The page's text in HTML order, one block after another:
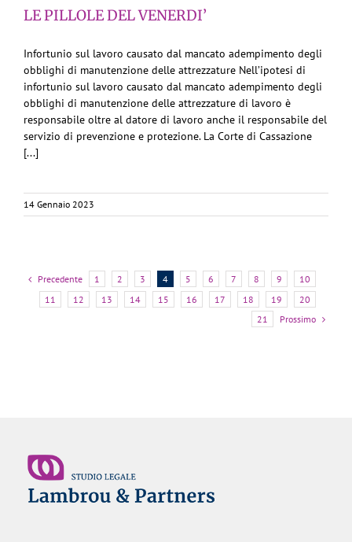
LE PILLOLE DEL VENERDI’
Infortunio sul lavoro causato dal mancato adempimento degli
obblighi di manutenzione delle attrezzature Nell’ipotesi di
infortunio sul lavoro causato dal mancato adempimento degli
obblighi di manutenzione delle attrezzature di lavoro è
responsabile oltre al datore di lavoro anche il responsabile del
servizio di prevenzione e protezione. La Corte di Cassazione
[...]
14 Gennaio 2023
Precedente 1 2 3 4 5 6 7 8 9
10
11
12 13 14 15 16 17 18 19
20
21
Prossimo